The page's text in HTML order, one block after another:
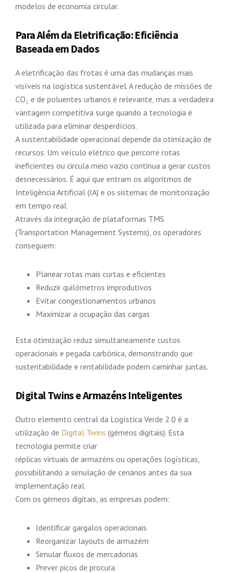
modelos de economia circular.
Para Além da Eletrificação: Eficiência
Baseada em Dados
A eletrificação das frotas é uma das mudanças mais
visíveis na logística sustentável. A redução de missões de
CO₂ e de poluentes urbanos é relevante, mas a verdadeira
vantagem competitiva surge quando a tecnologia é
utilizada para eliminar desperdícios.
A sustentabilidade operacional depende da otimização de
recursos. Um veículo elétrico que percorre rotas
ineficientes ou circula meio vazio continua a gerar custos
desnecessários. É aqui que entram os algoritmos de
Inteligência Artificial (IA) e os sistemas de monitorização
em tempo real.
Através da integração de plataformas TMS
(Transportation Management Systems), os operadores
conseguem:
Planear rotas mais curtas e eficientes
Reduzir quilómetros improdutivos
Evitar congestionamentos urbanos
Maximizar a ocupação das cargas
Esta otimização reduz simultaneamente custos
operacionais e pegada carbónica, demonstrando que
sustentabilidade e rentabilidade podem caminhar juntas.
Digital Twins e Armazéns Inteligentes
Outro elemento central da Logística Verde 2.0 é a
utilização de Digital Twins (gémeos digitais). Esta
tecnologia permite criar
réplicas virtuais de armazéns ou operações logísticas,
possibilitando a simulação de cenários antes da sua
implementação real.
Com os gémeos digitais, as empresas podem:
Identificar gargalos operacionais
Reorganizar layouts de armazém
Simular fluxos de mercadorias
Prever picos de procura